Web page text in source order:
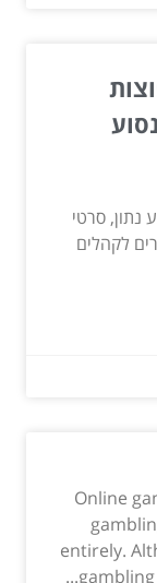
נתון, סרטי
לקהלים
Online
entirely.
gambling